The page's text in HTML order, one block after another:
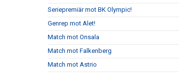
Seriepremiär mot BK Olympic!
Genrep mot Alet!
Match mot Onsala
Match mot Falkenberg
Match mot Astrio